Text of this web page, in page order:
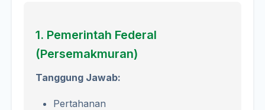
1. Pemerintah Federal
(Persemakmuran)
Tanggung Jawab:
Pertahanan